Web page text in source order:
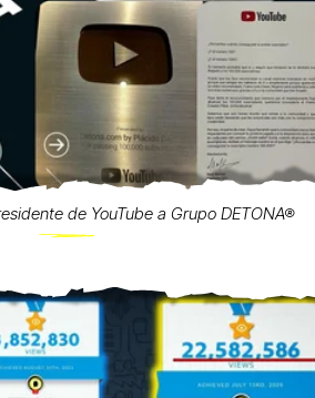
de YouTube a Grupo DETONA®